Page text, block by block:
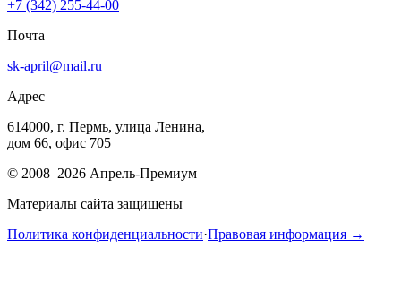
+7 (342) 255-44-00
Почта
sk-april@mail.ru
Адрес
614000, г. Пермь, улица Ленина,
дом 66, офис 705
© 2008–2026 Апрель-Премиум
Материалы сайта защищены
Политика конфиденциальности·Правовая информация →